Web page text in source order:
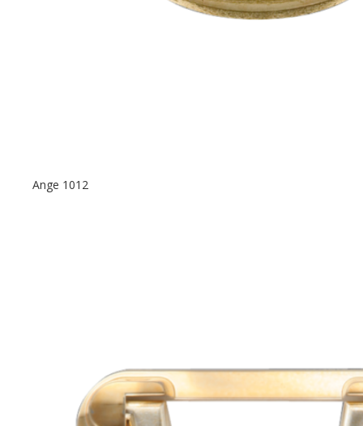
Ange 1012